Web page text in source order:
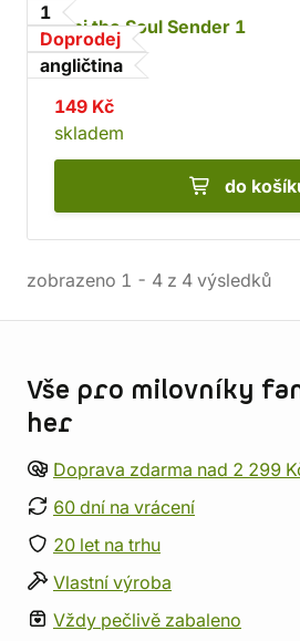
1
Doprodej
angličtina
Alpi the Soul Sender 1
Rona
149 Kč
skladem
do
zobrazeno 1 - 4 z 4 výsledků
Vše pro milovníky
her
Doprava zdarma nad 2 299
60 dní na vrácení
20 let na trhu
Vlastní výroba
Vždy pečlivě zabaleno